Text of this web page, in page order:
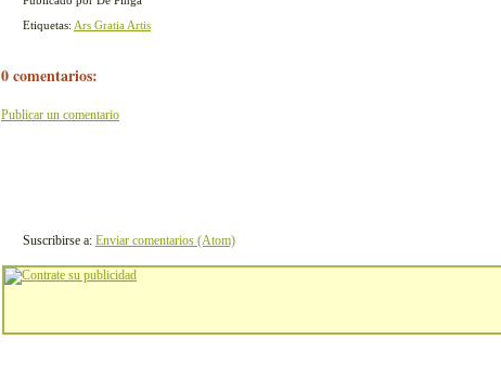
Etiquetas: Ars Gratia Artis
0 comentarios:
Publicar un comentario
Suscribirse a: Enviar comentarios (Atom)